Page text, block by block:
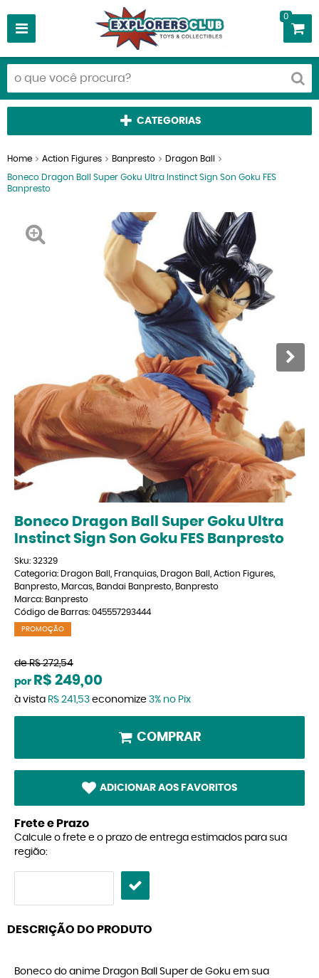
0
CATEGORIAS
Home Action Figures Banpresto Dragon Ball
Boneco Dragon Ball Super Goku Ultra Instinct Sign Son Goku FES
Banpresto
Boneco Dragon Ball Super Goku Ultra
Instinct Sign Son Goku FES Banpresto
Sku: 32329
Categoria: Dragon Ball Franquias Dragon Ball Action Figures
Banpresto Marcas Bandai Banpresto Banpresto
Marca: Banpresto
Código de Barras: 045557293444
PROMOÇÃO
de R$ 272,54
por R$ 249,00
à vista R$ 241,53 economize 3% no Pix
COMPRAR
ADICIONAR AOS FAVORITOS
Frete e Prazo
Calcule o frete e o prazo de entrega estimados para sua
região:
DESCRIÇÃO DO PRODUTO
Boneco do anime Dragon Ball Super de Goku em sua